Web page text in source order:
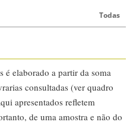
Todas
elaborado a partir da soma
consultadas (ver quadro
apresentados refletem
de uma amostra e não do